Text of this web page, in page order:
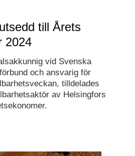
till Årets
2024
vid Svenska
och ansvarig för
tilldelades
av Helsingfors